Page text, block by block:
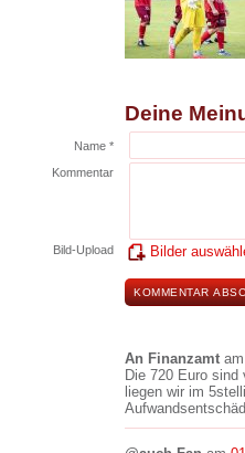
Deine
Name *
Kommentar
Bild-Upload Bilder
An Finanzamt am
Die 720 Euro
liegen wir im